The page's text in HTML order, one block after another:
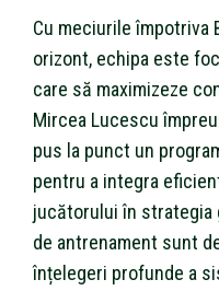
Cu meciurile împotriva
orizont, echipa este
care să maximizeze
Mircea Lucescu
pus la punct un
pentru a integra
jucătorului în strategia
de antrenament sunt
înțelegeri profunde a